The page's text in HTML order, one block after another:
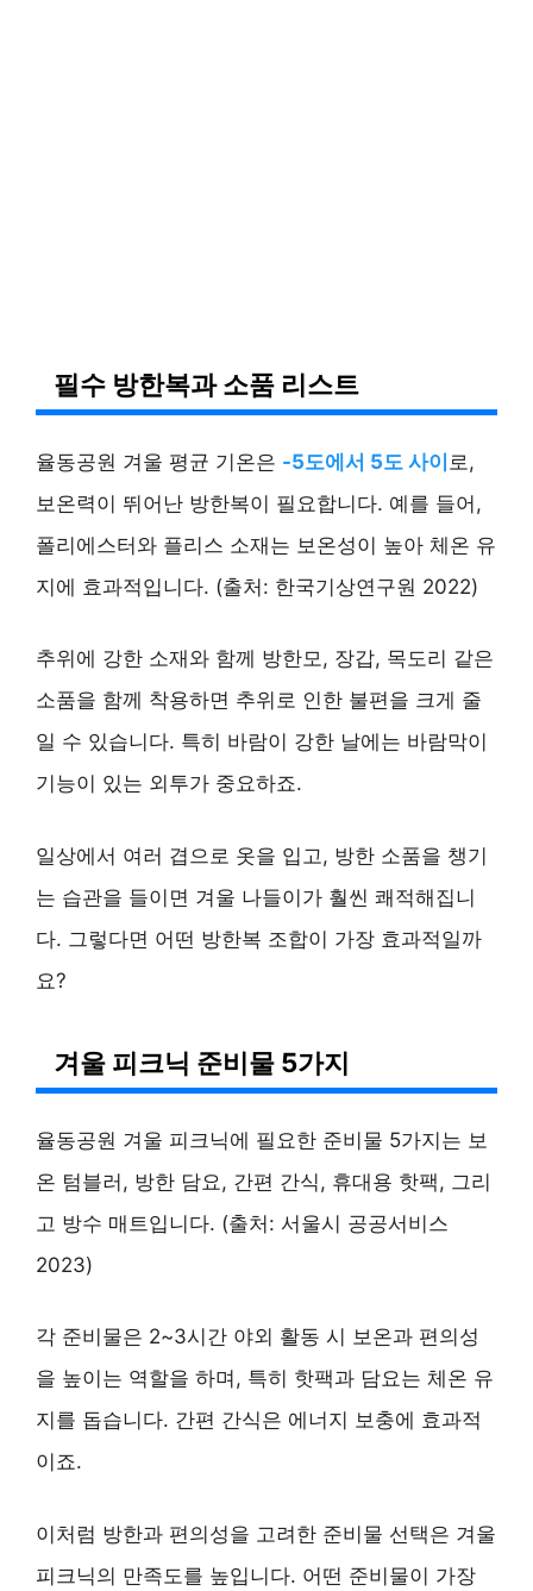
필수 방한복과 소품 리스트
율동공원 겨울 평균 기온은 -5도에서 5도 사이 로,
보온력이 뛰어난 방한복이 필요합니다. 예를 들어,
폴리에스터와 플리스 소재는 보온성이 높아 체온 유
지에 효과적입니다. (출처: 한국기상연구원 2022)
추위에 강한 소재와 함께 방한모, 장갑, 목도리 같은
소품을 함께 착용하면 추위로 인한 불편을 크게 줄
일 수 있습니다. 특히 바람이 강한 날에는 바람막이
기능이 있는 외투가 중요하죠.
일상에서 여러 겹으로 옷을 입고, 방한 소품을 챙기
는 습관을 들이면 겨울 나들이가 훨씬 쾌적해집니
다. 그렇다면 어떤 방한복 조합이 가장 효과적일까
요?
겨울 피크닉 준비물 5가지
율동공원 겨울 피크닉에 필요한 준비물 5가지는 보
온 텀블러, 방한 담요, 간편 간식, 휴대용 핫팩, 그리
고 방수 매트입니다. (출처: 서울시 공공서비스
2023)
각 준비물은 2~3시간 야외 활동 시 보온과 편의성
을 높이는 역할을 하며, 특히 핫팩과 담요는 체온 유
지를 돕습니다. 간편 간식은 에너지 보충에 효과적
이죠.
이처럼 방한과 편의성을 고려한 준비물 선택은 겨울
피크닉의 만족도를 높입니다. 어떤 준비물이 가장